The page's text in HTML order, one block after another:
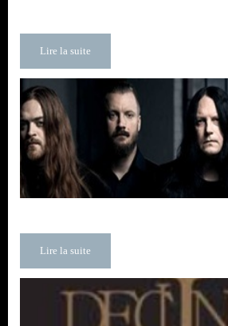
Lire la suite
Lire la suite